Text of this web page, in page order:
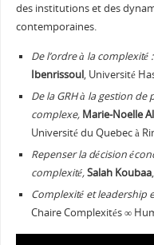
des institutions et des
contemporaines.
De l’ordre à la
Ibenrissoul, Université
De la GRH à la gestion
complexe, Marie-Noelle
Université du Quebec à
Repenser la décision
complexité,Salah Koubaa
Complexité et leadership
Chaire Complexités ∞